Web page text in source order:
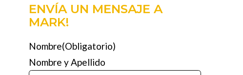
ENVÍA UN MENSAJE A
MARK!
Nombre(Obligatorio)
Nombre y Apellido